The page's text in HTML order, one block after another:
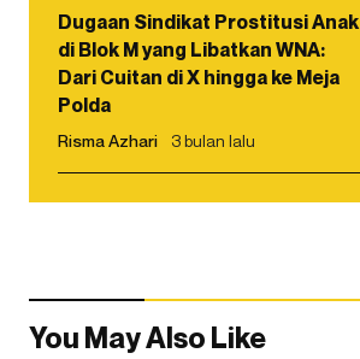
Dugaan Sindikat Prostitusi Anak
di Blok M yang Libatkan WNA:
Dari Cuitan di X hingga ke Meja
Polda
Risma Azhari 3 bulan lalu
You May Also Like